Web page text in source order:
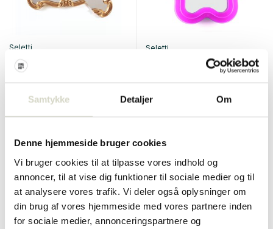
Samtykke Detaljer Om
Denne hjemmeside bruger cookies
Vi bruger cookies til at tilpasse vores indhold og
annoncer, til at vise dig funktioner til sociale medier og til
at analysere vores trafik. Vi deler også oplysninger om
din brug af vores hjemmeside med vores partnere inden
for sociale medier, annonceringspartnere og
Seletti
Tetris spejl 2.0
Inkl. Moms
• På lager
Seletti
Supercurve blomsterspejl
Inkl. Moms